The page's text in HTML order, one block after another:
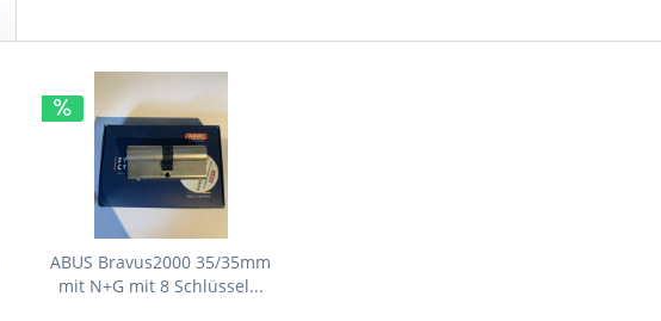
ABUS Bravus2000 35/35mm
mit N+G mit 8 Schlüssel...